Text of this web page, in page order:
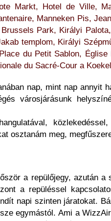
Markt, Hotel de Ville,
Manneken Pis,
Park, Királyi
templom, Királyi
du Petit Sablon,
du Sacré-Cour a
nap, mint nap annyit
városjárásunk
közlekedéssel,
osztanám meg,
a repülőjegy, azután a
a repüléssel
napi szinten járatokat.
egymástól. Ami a